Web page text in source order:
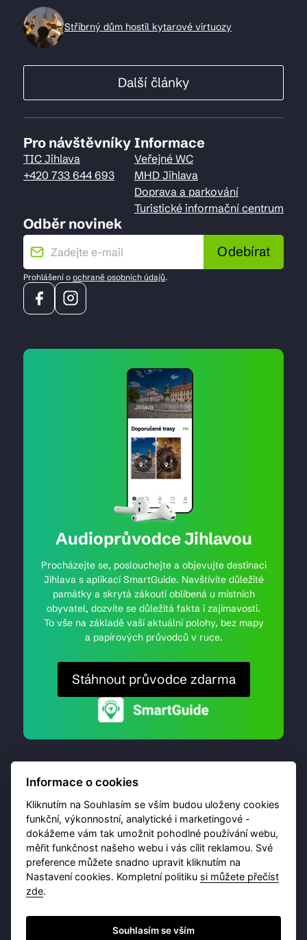
Stříbrný dům hostil kytarové virtuozy
Další články
Pro návštěvníky
TIC Jihlava
+420 733 644 693
Informace
Veřejné WC
MHD Jihlava
Doprava a parkování
Turistické informační centrum
Odběr novinek
Odebírat
Prohlášení o ochraně osobních údajů.
Audioprůvodce Jihlavou
Procházejte se, poslouchejte a objevujte destinaci
Jihlava s aplikací SmartGuide. Navštívíte důležité
památky a skrytá zákoutí oblíbená u místních
obyvatel, dozvíte se důležitá fakta i zajímavosti.
To vše na základě vaší aktuální polohy, bez mapy
a papírových průvodců v ruce.
Stáhnout průvodce zdarma
© 2026 Destinační portál provozujeBrána Jihlavy,
příspěvková organizace. Všechna práva vyhrazena.
Ochrana osobních údajů
Informace o cookies
Kliknutím na Souhlasím se vším budou uloženy cookies
funkční, výkonnostní, analytické i marketingové -
dokážeme vám tak umožnit pohodlné používání webu,
měřit funkčnost našeho webu i vás cílit reklamou. Své
preference můžete snadno upravit kliknutím na
Nastavení cookies. Kompletní politiku si můžete přečíst
zde.
Souhlasím se vším